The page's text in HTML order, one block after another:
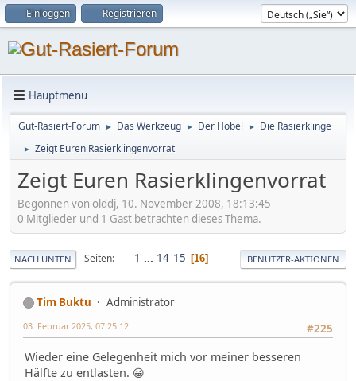
Einloggen Registrieren
Hauptmenü
Gut-Rasiert-Forum ► Das Werkzeug ► Der Hobel ► Die Rasierklinge
► Zeigt Euren Rasierklingenvorrat
Zeigt Euren Rasierklingenvorrat
Begonnen von olddj, 10. November 2008, 18:13:45
0 Mitglieder und 1 Gast betrachten dieses Thema.
NACH UNTEN Seiten 1 ... 14 15 16 BENUTZER-AKTIONEN
Tim Buktu
Administrator
#225
03. Februar 2025, 07:25:12
Wieder eine Gelegenheit mich vor meiner besseren
Hälfte zu entlasten. 😀